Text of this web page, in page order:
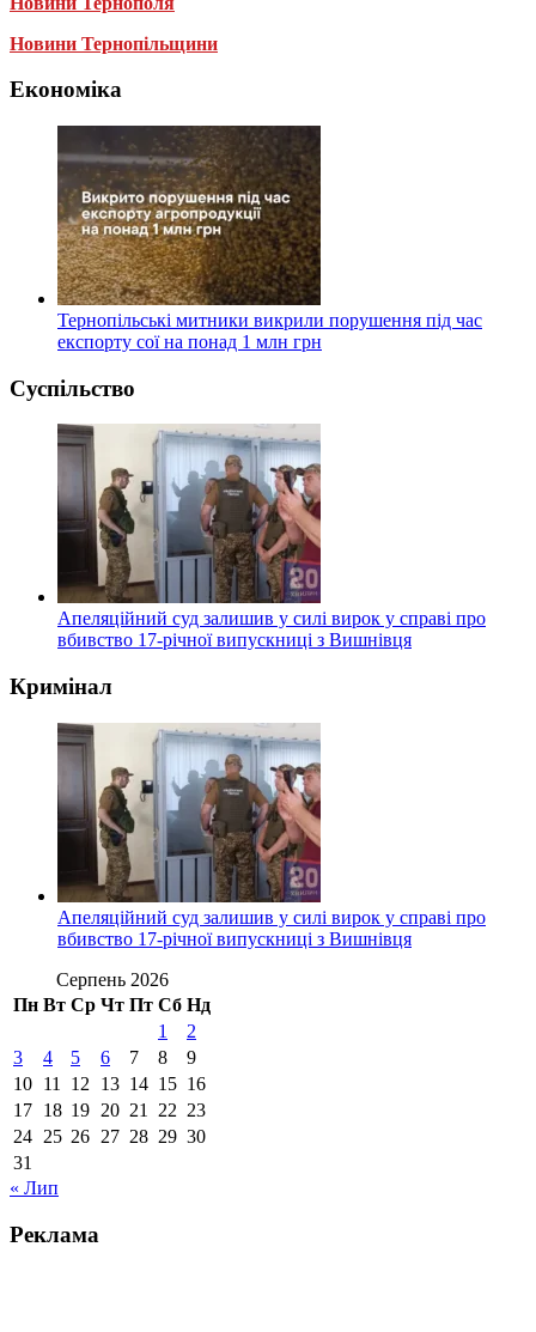
Новини Тернопільщини
Економіка
Тернопільські митники викрили порушення під час
експорту сої на понад 1 млн грн
Суспільство
Апеляційний суд залишив у силі вирок у справі про
вбивство 17-річної випускниці з Вишнівця
Кримінал
Апеляційний суд залишив у силі вирок у справі про
вбивство 17-річної випускниці з Вишнівця
Серпень 2026
Пн Вт Ср Чт Пт Сб Нд
1
2
3
4 5 6 7 8
9
10 11 12 13 14 15 16
17 18 19 20 21 22 23
24 25 26 27 28 29 30
31
« Лип
Реклама